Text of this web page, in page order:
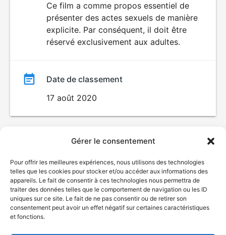
Gérer le consentement
Pour offrir les meilleures expériences, nous utilisons des technologies
telles que les cookies pour stocker et/ou accéder aux informations des
appareils. Le fait de consentir à ces technologies nous permettra de
traiter des données telles que le comportement de navigation ou les ID
uniques sur ce site. Le fait de ne pas consentir ou de retirer son
consentement peut avoir un effet négatif sur certaines caractéristiques
et fonctions.
SEXUALITÉ
EXPLICITE
Ce film a comme propos essentiel de
présenter des actes sexuels de manière
explicite. Par conséquent, il doit être
réservé exclusivement aux adultes.
Date de classement
17 août 2020